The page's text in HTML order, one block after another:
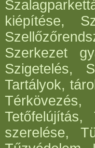
kiépítése,
Szerkezet
Szigetelés,
Tartályok,
Tetőfelújítás,
szerelése,